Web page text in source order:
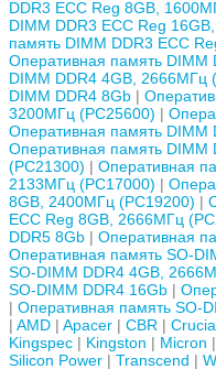
DDR3 ECC Reg 8GB,
DIMM DDR3 ECC Reg
память DIMM DDR3 ECC
Оперативная память DIMM
DIMM DDR4 4GB, 2666МГц
DIMM DDR4 8Gb
3200МГц (PC25600)
Оперативная память
Оперативная память
(PC21300)
Оперативная
2133МГц (PC17000)
8GB, 2400МГц (PC19200)
ECC Reg 8GB, 2666МГц
DDR5 8Gb
Оперативная
Оперативная память SO-
SO-DIMM DDR4 4GB,
SO-DIMM DDR4 16Gb
Оперативная память SO-
AMD
Apacer CBR
Kingspec
Kingston Micron
Silicon Power
Transcend